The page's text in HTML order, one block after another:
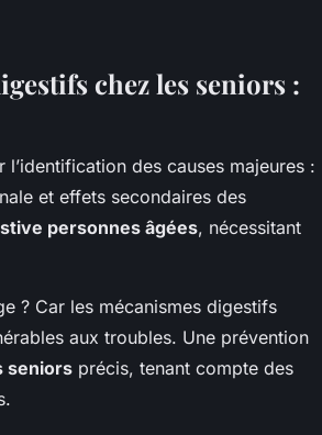
chez les seniors :
l’identification des causes majeures :
et effets secondaires des
personnes âgées, nécessitant
? Car les mécanismes digestifs
aux troubles. Une prévention
seniors précis, tenant compte des